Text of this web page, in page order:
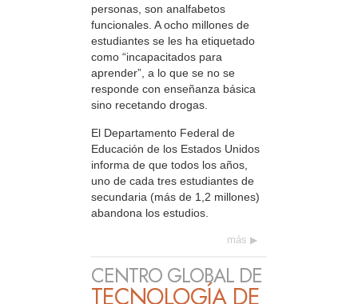
personas, son analfabetos
funcionales. A ocho millones de
estudiantes se les ha etiquetado
como “incapacitados para
aprender”, a lo que se no se
responde con enseñanza básica
sino recetando drogas.
El Departamento Federal de
Educación de los Estados Unidos
informa de que todos los años,
uno de cada tres estudiantes de
secundaria (más de 1,2 millones)
abandona los estudios.
más
CENTRO GLOBAL DE
TECNOLOGÍA DE